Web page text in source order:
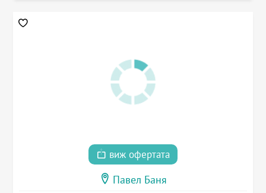
виж офертата
Павел Баня